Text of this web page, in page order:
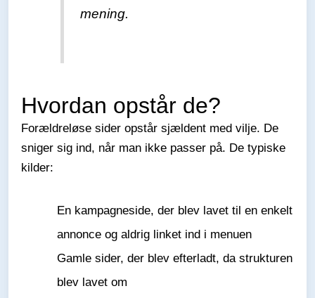
mening.
Hvordan opstår de?
Forældreløse sider opstår sjældent med vilje. De
sniger sig ind, når man ikke passer på. De typiske
kilder:
En kampagneside, der blev lavet til en enkelt
annonce og aldrig linket ind i menuen
Gamle sider, der blev efterladt, da strukturen
blev lavet om